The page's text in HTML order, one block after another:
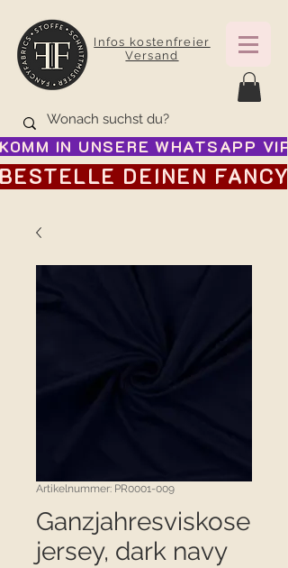
Infos kostenfreier
Versand
KOMM IN UNSERE WHATSAPP
BESTELLE DEINEN
Artikelnummer: PR0001-009
Ganzjahresviskose
jersey, dark navy